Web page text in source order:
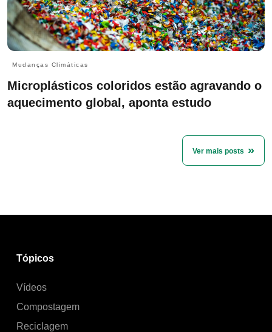
Mudanças Climáticas
Microplásticos coloridos estão agravando o
aquecimento global, aponta estudo
Ver mais posts
Tópicos
Vídeos
Compostagem
Reciclagem